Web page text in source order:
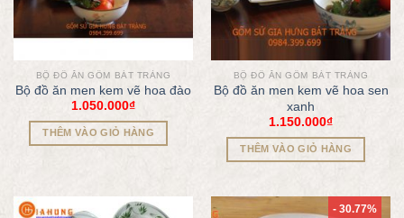
BỘ ĐỒ ĂN GỐM BÁT TRÀNG
Bộ đồ ăn men kem vẽ hoa đào
1.050.000₫
THÊM VÀO GIỎ HÀNG
BỘ ĐỒ ĂN GỐM BÁT TRÀNG
Bộ đồ ăn men kem vẽ hoa sen
xanh
1.150.000₫
THÊM VÀO GIỎ HÀNG
- 30.77%